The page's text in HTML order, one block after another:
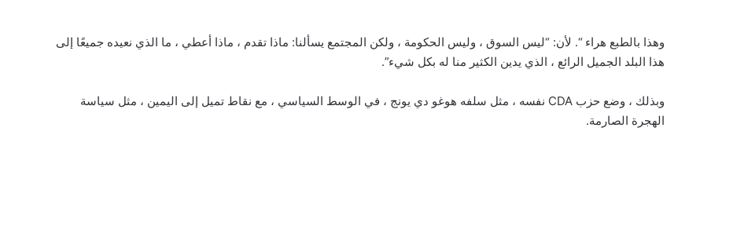
وهذا بالطبع هراء “. لأن: “ليس السوق ، وليس الحكومة ، ولكن المجتمع يسألنا: ماذا تقدم ، ماذا أعطي ، ما الذي نعيده جميعًا إلى
هذا البلد الجميل الرائع ، الذي يدين الكثير منا له بكل شيء”.
وبذلك ، وضع حزب CDA نفسه ، مثل سلفه هوغو دي يونج ، في الوسط السياسي ، مع نقاط تميل إلى اليمين ، مثل سياسة
الهجرة الصارمة.